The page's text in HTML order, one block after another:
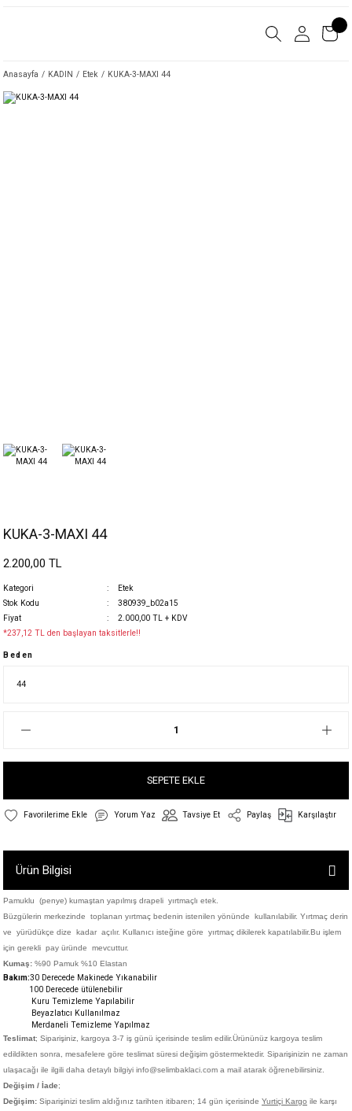
Anasayfa KADIN Etek KUKA-3-MAXI 44
KUKA-3-MAXI 44
2.200,00 TL
Kategori
Etek
Stok Kodu
380939_b02a15
Fiyat
2.000,00 TL + KDV
*237,12 TL den başlayan taksitlerle!!
Beden
SEPETE EKLE
Yorum Yaz Tavsiye Et Paylaş Karşılaştır
Ürün Bilgisi
Pamuklu (penye) kumaştan yapılmış drapeli yırtmaçlı etek.
Büzgülerin merkezinde toplanan yırtmaç bedenin istenilen yönünde kullanılabilir. Yırtmaç derin
ve yürüdükçe dize kadar açılır. Kullanıcı isteğine göre yırtmaç dikilerek kapatılabilir.Bu işlem
için gerekli pay üründe mevcuttur.
Kumaş: %90 Pamuk %10 Elastan
Bakım:30 Derecede Makinede Yıkanabilir
100 Derecede ütülenebilir
Kuru Temizleme Yapılabilir
Beyazlatıcı Kullanılmaz
Merdaneli Temizleme Yapılmaz
Teslimat; Siparişiniz, kargoya 3-7 iş günü içerisinde teslim edilir.Ürününüz kargoya teslim
edildikten sonra, mesafelere göre teslimat süresi değişim göstermektedir. Siparişinizin ne zaman
ulaşacağı ile ilgili daha detaylı bilgiyi info@selimbaklaci.com a mail atarak öğrenebilirsiniz.
Değişim / İade;
Değişim: Siparişinizi teslim aldığınız tarihten itibaren; 14 gün içerisinde Yurtiçi Kargo ile karşı